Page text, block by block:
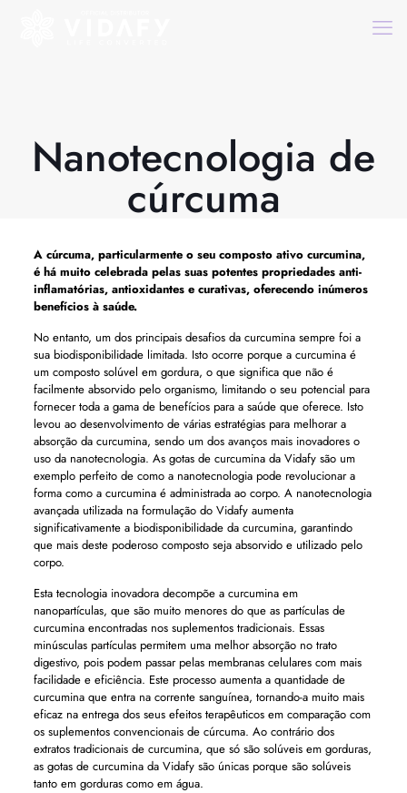
Nanotecnologia de
cúrcuma
A cúrcuma, particularmente o seu composto ativo curcumina,
é há muito celebrada pelas suas potentes propriedades anti-
inflamatórias, antioxidantes e curativas, oferecendo inúmeros
benefícios à saúde.
No entanto, um dos principais desafios da curcumina sempre foi a
sua biodisponibilidade limitada. Isto ocorre porque a curcumina é
um composto solúvel em gordura, o que significa que não é
facilmente absorvido pelo organismo, limitando o seu potencial para
fornecer toda a gama de benefícios para a saúde que oferece. Isto
levou ao desenvolvimento de várias estratégias para melhorar a
absorção da curcumina, sendo um dos avanços mais inovadores o
uso da nanotecnologia. As gotas de curcumina da Vidafy são um
exemplo perfeito de como a nanotecnologia pode revolucionar a
forma como a curcumina é administrada ao corpo. A nanotecnologia
avançada utilizada na formulação do Vidafy aumenta
significativamente a biodisponibilidade da curcumina, garantindo
que mais deste poderoso composto seja absorvido e utilizado pelo
corpo.
Esta tecnologia inovadora decompõe a curcumina em
nanopartículas, que são muito menores do que as partículas de
curcumina encontradas nos suplementos tradicionais. Essas
minúsculas partículas permitem uma melhor absorção no trato
digestivo, pois podem passar pelas membranas celulares com mais
facilidade e eficiência. Este processo aumenta a quantidade de
curcumina que entra na corrente sanguínea, tornando-a muito mais
eficaz na entrega dos seus efeitos terapêuticos em comparação com
os suplementos convencionais de cúrcuma. Ao contrário dos
extratos tradicionais de curcumina, que só são solúveis em gorduras,
as gotas de curcumina da Vidafy são únicas porque são solúveis
tanto em gorduras como em água.